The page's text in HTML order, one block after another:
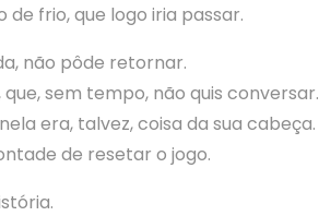
frio, que logo iria passar.
não pôde retornar.
sem tempo, não quis conversar.
era, talvez, coisa da sua cabeça.
de resetar o jogo.